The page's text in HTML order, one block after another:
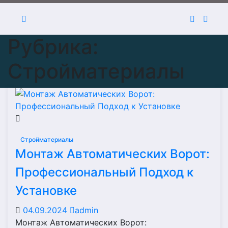
Рубрика:
Стройматериалы
Стройматериалы
Монтаж Автоматических Ворот:
Профессиональный Подход к
Установке
04.09.2024
admin
Монтаж Автоматических Ворот: